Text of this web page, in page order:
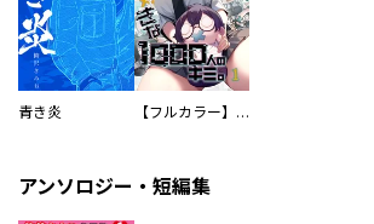
青き炎 【フルカラー】さよなら、私の大好きな１０００人のキミ。
アンソロジー・短編集